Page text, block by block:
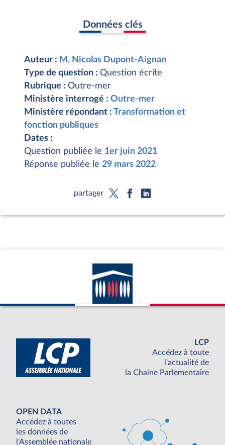
Données clés
Auteur : M. Nicolas Dupont-Aignan
Type de question : Question écrite
Rubrique : Outre-mer
Ministère interrogé : Outre-mer
Ministère répondant : Transformation et
fonction publiques
Dates :
Question publiée le 1er juin 2021
Réponse publiée le 29 mars 2022
partager
LCP
Accédez à toute
l'actualité de
la Chaine Parlementaire
OPEN DATA
Accédez à toutes
les données de
l'Assemblée nationale